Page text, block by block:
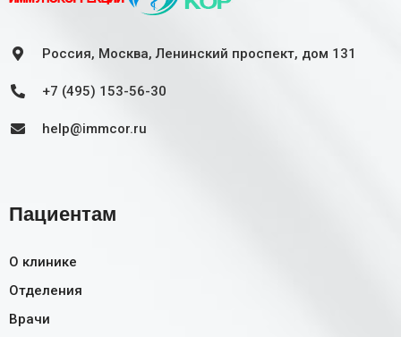
Россия, Москва, Ленинский проспект, дом 131
+7 (495) 153-56-30
help@immcor.ru
Пациентам
О клинике
Отделения
Врачи